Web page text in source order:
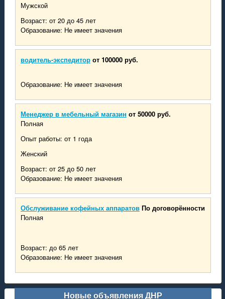
Мужской
Возраст: от 20 до 45 лет
Образование: Не имеет значения
водитель-экспедитор от 100000 руб.
Образование: Не имеет значения
Менеджер в мебельный магазин от 50000 руб.
Полная
Опыт работы: от 1 года
Женский
Возраст: от 25 до 50 лет
Образование: Не имеет значения
Обслуживание кофейных аппаратов По договорённости
Полная
Возраст: до 65 лет
Образование: Не имеет значения
Новые объявления ДНР